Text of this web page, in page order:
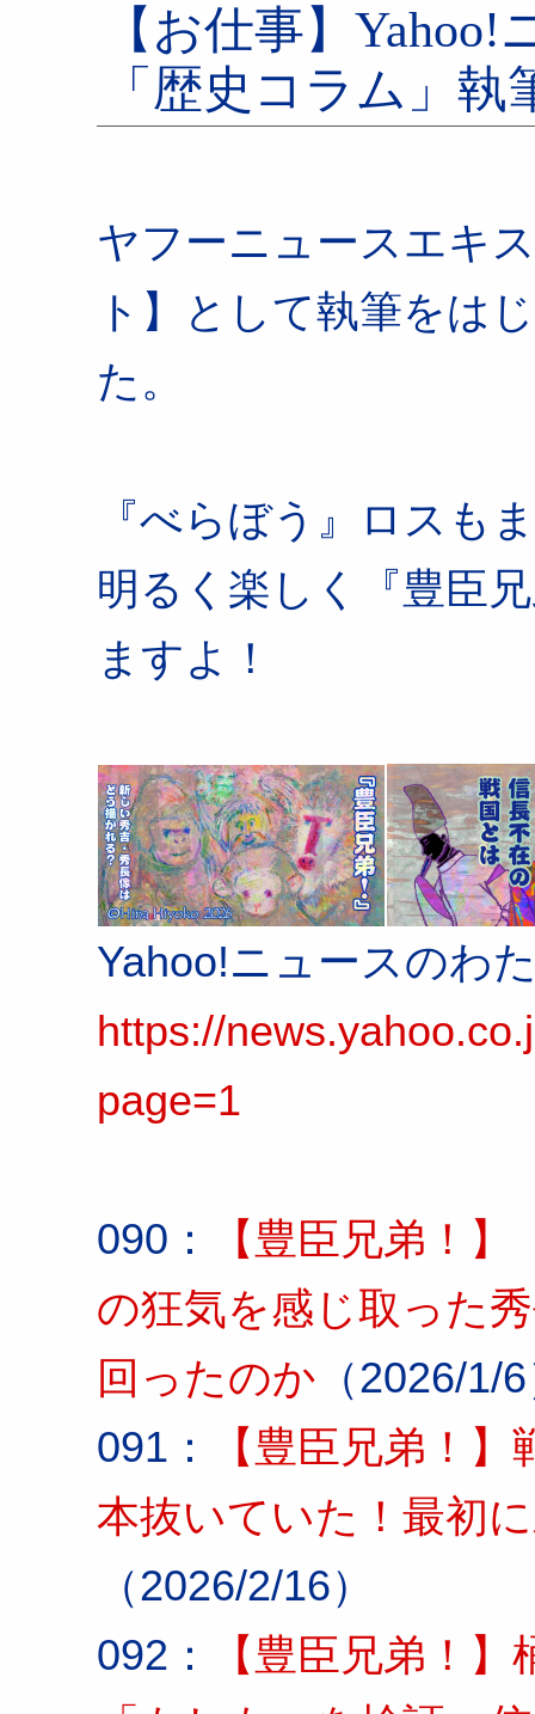
【お仕事】
「歴史コラム」
ヤフーニュースエキ
ト】として執筆をは
た。
『べらぼう』ロスも
明るく楽しく『豊臣
ますよ！
Yahoo!ニュースの
https://
page=1
090：
【豊臣兄弟！
の狂気を感じ取った
回ったのか （2026/1/
091：
【豊臣兄弟！
本抜いていた！最初
（2026/2/16）
092：
【豊臣兄弟！